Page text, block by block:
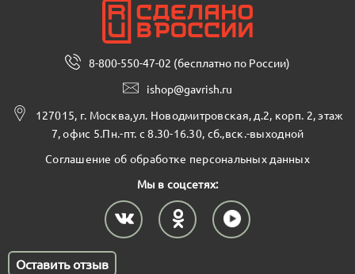
8-800-550-47-02 (бесплатно по России)
ishop@gavrish.ru
127015, г. Москва,ул. Новодмитровская, д.2, корп. 2, этаж
7, офис 5.Пн.-пт. с 8.30-16.30, сб.,вск.-выходной
Соглашение об обработке персональных данных
Мы в соцсетях:
Оставить отзыв